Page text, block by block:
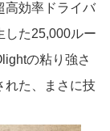
高効率ドライバ
した25,000ルー
の粘り強さ
れた、まさに技